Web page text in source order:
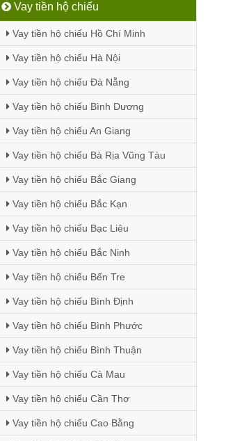
Vay tiền hộ chiếu
Vay tiền hộ chiếu Hồ Chí Minh
Vay tiền hộ chiếu Hà Nội
Vay tiền hộ chiếu Đà Nẵng
Vay tiền hộ chiếu Bình Dương
Vay tiền hộ chiếu An Giang
Vay tiền hộ chiếu Bà Rịa Vũng Tàu
Vay tiền hộ chiếu Bắc Giang
Vay tiền hộ chiếu Bắc Kạn
Vay tiền hộ chiếu Bạc Liêu
Vay tiền hộ chiếu Bắc Ninh
Vay tiền hộ chiếu Bến Tre
Vay tiền hộ chiếu Bình Định
Vay tiền hộ chiếu Bình Phước
Vay tiền hộ chiếu Bình Thuận
Vay tiền hộ chiếu Cà Mau
Vay tiền hộ chiếu Cần Thơ
Vay tiền hộ chiếu Cao Bằng